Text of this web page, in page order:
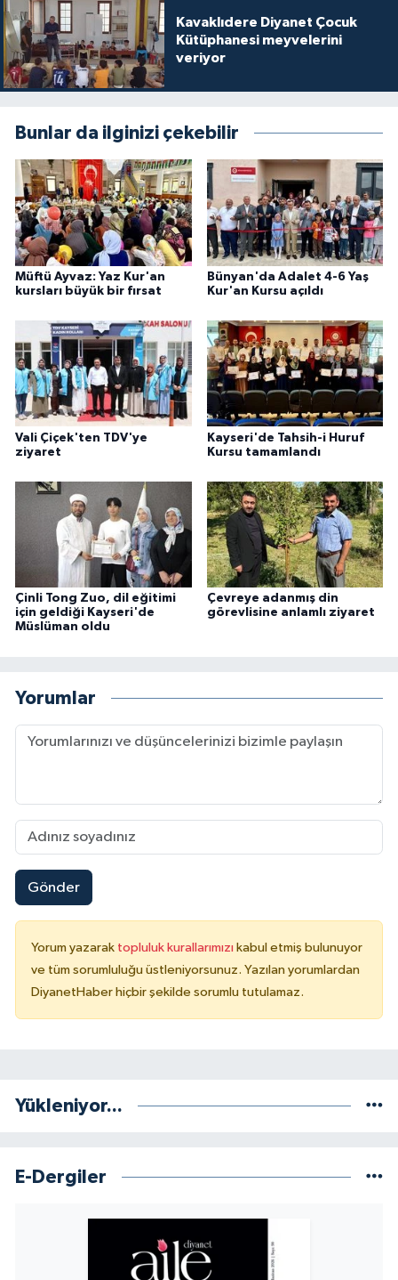
Kavaklıdere Diyanet Çocuk
Kütüphanesi meyvelerini
veriyor
Bunlar da ilginizi çekebilir
Müftü Ayvaz: Yaz Kur'an
kursları büyük bir fırsat
Bünyan'da Adalet 4-6 Yaş
Kur'an Kursu açıldı
Vali Çiçek'ten TDV'ye
ziyaret
Kayseri'de Tahsih-i Huruf
Kursu tamamlandı
Çinli Tong Zuo, dil eğitimi
için geldiği Kayseri'de
Müslüman oldu
Çevreye adanmış din
görevlisine anlamlı ziyaret
Yorumlar
Gönder
Yorum yazarak topluluk kurallarımızı kabul etmiş bulunuyor
ve tüm sorumluluğu üstleniyorsunuz. Yazılan yorumlardan
DiyanetHaber hiçbir şekilde sorumlu tutulamaz.
Yükleniyor...
E-Dergiler
Konya Müftülüğü
Kütahya Müftülüğü
Malatya Müftülüğü
Manisa Müftülüğü
Mardin Müftülüğü
Mersin Müftülüğü
Muş Müftülüğü
Nevşehir Müftülüğü
Niğde Müftülüğü
Ordu Müftülüğü
Osmaniye Müftülüğü
Rize Müftülüğü
Sakarya Müftülüğü
Sivas Müftülüğü
Şanlıurfa Müftülüğü
Şırnak Müftülüğü
Tekirdağ Müftülüğü
Tokat Müftülüğü
Van Müftülüğü
Yalova Müftülüğü
Yozgat Müftülüğü